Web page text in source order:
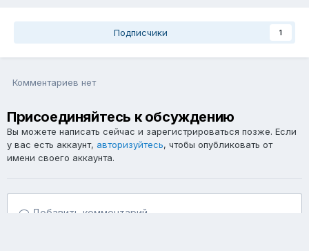
Подписчики 1
Комментариев нет
Присоединяйтесь к обсуждению
Вы можете написать сейчас и зарегистрироваться позже. Если
у вас есть аккаунт, авторизуйтесь, чтобы опубликовать от
имени своего аккаунта.
Добавить комментарий...